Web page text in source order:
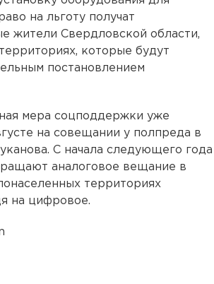
на льготу получат
жители Свердловской области,
которые будут
постановлением
мера соцподдержки уже
на совещании у полпреда в
С начала следующего года
аналоговое вещание в
территориях
на цифровое.